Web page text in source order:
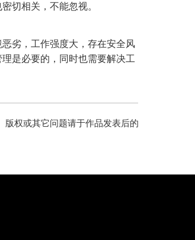
切相关，不能忽视。
劣，工作强度大，存在安全风
是必要的，同时也需要解决工
版权或其它问题请于作品发表后的